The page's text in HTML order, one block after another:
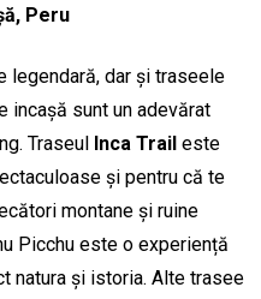
Peru
dar și traseele
incașă sunt un adevărat
Traseul
Inca Trail este
și pentru că te
montane și ruine
Picchu este o experiență
natura și istoria. Alte trasee